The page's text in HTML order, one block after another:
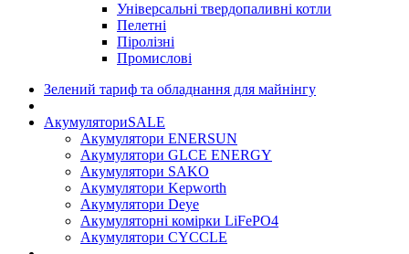
Універсальні твердопаливні котли
Пелетні
Піролізні
Промислові
Зелений тариф та обладнання для майнінгу
АкумуляториSALE
Акумулятори ENERSUN
Акумулятори GLCE ENERGY
Акумулятори SAKO
Акумулятори Kepworth
Акумулятори Deye
Акумуляторні комірки LiFePO4
Акумулятори CYCCLE